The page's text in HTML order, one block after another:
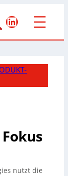
LinkedIn
nutzt die